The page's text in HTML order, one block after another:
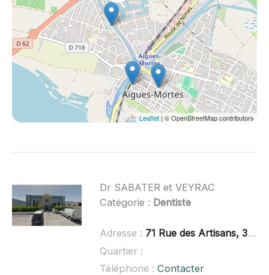
Leaflet| © OpenStreetMap contributors
Dr SABATER et VEYRAC
Catégorie : Dentiste
Adresse : 71 Rue des Artisans, 30220 Aigues-Mortes
Quartier :
Téléphone : Contacter